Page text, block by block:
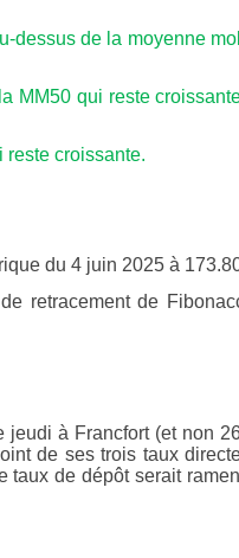
dessus de la moyenne
MM50 qui reste
reste croissante.
du 4 juin 2025 à
retracement de
jeudi à Francfort (et non
de ses trois taux
taux de dépôt serait